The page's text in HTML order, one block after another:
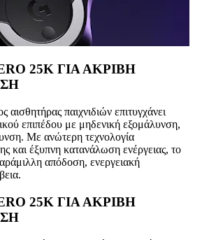
25K ΓΙΑ ΑΚΡΙΒΗ
αισθητήρας παιχνιδιών επιτυγχάνει
επιπέδου με μηδενική εξομάλυνση,
Με ανώτερη τεχνολογία
και έξυπνη κατανάλωση ενέργειας, το
απόδοση, ενεργειακή
25K ΓΙΑ ΑΚΡΙΒΗ